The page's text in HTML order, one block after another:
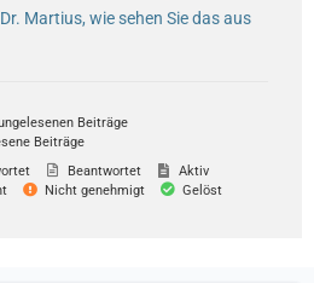
Martius, wie sehen Sie das aus
Beiträge
Beiträge
Beantwortet
Aktiv
Nicht genehmigt
Gelöst